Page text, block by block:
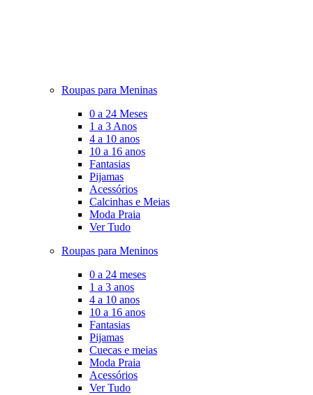
Roupas para Meninas
0 a 24 Meses
1 a 3 Anos
4 a 10 anos
10 a 16 anos
Fantasias
Pijamas
Acessórios
Calcinhas e Meias
Moda Praia
Ver Tudo
Roupas para Meninos
0 a 24 meses
1 a 3 anos
4 a 10 anos
10 a 16 anos
Fantasias
Pijamas
Cuecas e meias
Moda Praia
Acessórios
Ver Tudo